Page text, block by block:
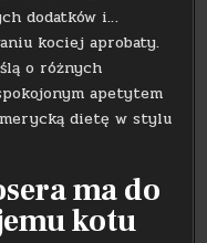
dodatków i…
kociej aprobaty.
o różnych
apetytem
dietę w stylu
ma do
kotu